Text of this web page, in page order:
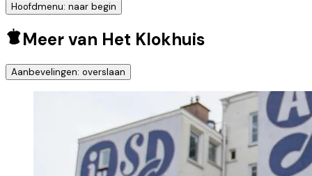
Hoofdmenu: naar begin
Meer van Het Klokhuis
Aanbevelingen: overslaan